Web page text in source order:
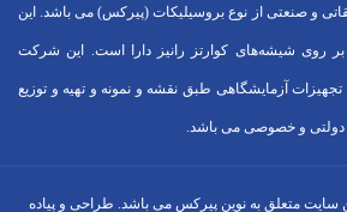
و صنعتی از نوع بروسیلیکات (پیرکس) می باشد. این
شیشه‌های کوارتز رانیز دارا است. این شرکت
آزمایشگاهی طبق نقشه و نمونه و تهیه و توزیع
دولتی و خصوصی می باشد.
سایت متعلق به نوین پیرکس می باشد. طراحی و پیاده